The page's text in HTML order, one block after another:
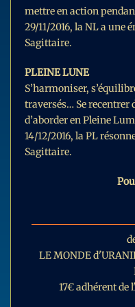
mettre en action
29/11/2016, la NL a une
Sagittaire.
PLEINE LUNE
S’harmoniser,
traversés… Se recentrer
d’aborder en Pleine
14/12/2016, la PL
Sagittaire.
LE MONDE
17€ adhérent de